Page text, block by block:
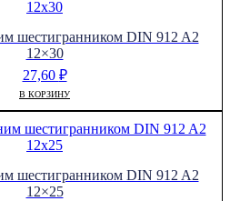
шестигранником DIN 912 A2
12×30
27,60 ₽
В КОРЗИНУ
шестигранником DIN 912 A2
12×25